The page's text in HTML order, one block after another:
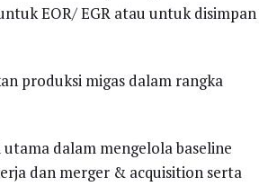
EOR/ EGR atau untuk disimpan
produksi migas dalam rangka
dalam mengelola baseline
dan merger & acquisition serta